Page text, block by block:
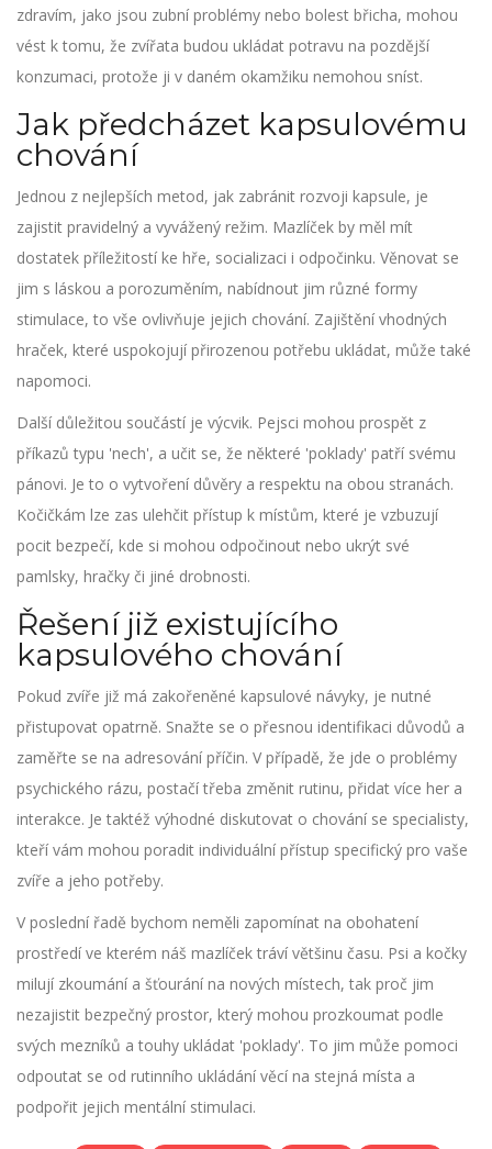
zdravím, jako jsou zubní problémy nebo bolest břicha, mohou
vést k tomu, že zvířata budou ukládat potravu na pozdější
konzumaci, protože ji v daném okamžiku nemohou sníst.
Jak předcházet kapsulovému
chování
Jednou z nejlepších metod, jak zabránit rozvoji kapsule, je
zajistit pravidelný a vyvážený režim. Mazlíček by měl mít
dostatek příležitostí ke hře, socializaci i odpočinku. Věnovat se
jim s láskou a porozuměním, nabídnout jim různé formy
stimulace, to vše ovlivňuje jejich chování. Zajištění vhodných
hraček, které uspokojují přirozenou potřebu ukládat, může také
napomoci.
Další důležitou součástí je výcvik. Pejsci mohou prospět z
příkazů typu 'nech', a učit se, že některé 'poklady' patří svému
pánovi. Je to o vytvoření důvěry a respektu na obou stranách.
Kočičkám lze zas ulehčit přístup k místům, které je vzbuzují
pocit bezpečí, kde si mohou odpočinout nebo ukrýt své
pamlsky, hračky či jiné drobnosti.
Řešení již existujícího
kapsulového chování
Pokud zvíře již má zakořeněné kapsulové návyky, je nutné
přistupovat opatrně. Snažte se o přesnou identifikaci důvodů a
zaměřte se na adresování příčin. V případě, že jde o problémy
psychického rázu, postačí třeba změnit rutinu, přidat více her a
interakce. Je taktéž výhodné diskutovat o chování se specialisty,
kteří vám mohou poradit individuální přístup specifický pro vaše
zvíře a jeho potřeby.
V poslední řadě bychom neměli zapomínat na obohatení
prostředí ve kterém náš mazlíček tráví většinu času. Psi a kočky
milují zkoumání a šťourání na nových místech, tak proč jim
nezajistit bezpečný prostor, který mohou prozkoumat podle
svých mezníků a touhy ukládat 'poklady'. To jim může pomoci
odpoutat se od rutinního ukládání věcí na stejná místa a
podpořit jejich mentální stimulaci.